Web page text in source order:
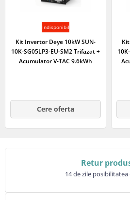
Indisponibil
Kit Invertor Deye 10kW SUN-
10K-SG05LP3-EU-SM2 Trifazat +
Acumulator V-TAC 9.6kWh
Cere oferta
Retur
14 de zile